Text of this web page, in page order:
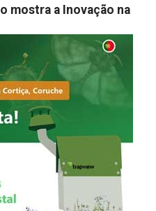
mostra a Inovação na